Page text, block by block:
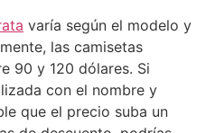
varía según el modelo y
las camisetas
90 y 120 dólares. Si
con el nombre y
que el precio suba un